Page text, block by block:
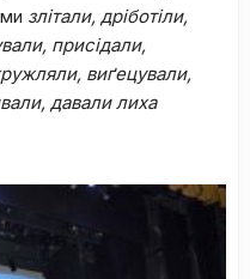
злітали, дріботіли,
присідали,
виґецували,
давали лиха